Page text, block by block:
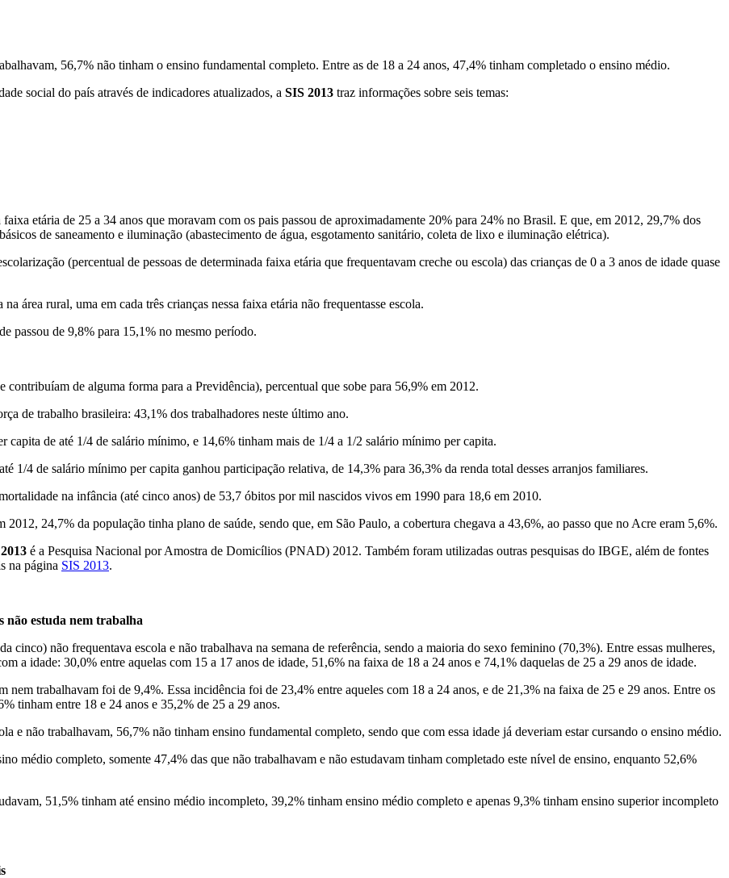
56,7% não tinham o ensino fundamental completo. Entre as de 18 a 24 anos, 47,4% tinham completado o ensino médio.
social do país através de indicadores atualizados, a SIS 2013 traz informações sobre seis temas:
etária de 25 a 34 anos que moravam com os pais passou de aproximadamente 20% para 24% no Brasil. E que, em 2012, 29,7% dos
de saneamento e iluminação (abastecimento de água, esgotamento sanitário, coleta de lixo e iluminação elétrica).
(percentual de pessoas de determinada faixa etária que frequentavam creche ou escola) das crianças de 0 a 3 anos de idade quase
área rural, uma em cada três crianças nessa faixa etária não frequentasse escola.
passou de 9,8% para 15,1% no mesmo período.
de alguma forma para a Previdência), percentual que sobe para 56,9% em 2012.
de trabalho brasileira: 43,1% dos trabalhadores neste último ano.
de até 1/4 de salário mínimo, e 14,6% tinham mais de 1/4 a 1/2 salário mínimo per capita.
1/4 de salário mínimo per capita ganhou participação relativa, de 14,3% para 36,3% da renda total desses arranjos familiares.
na infância (até cinco anos) de 53,7 óbitos por mil nascidos vivos em 1990 para 18,6 em 2010.
24,7% da população tinha plano de saúde, sendo que, em São Paulo, a cobertura chegava a 43,6%, ao passo que no Acre eram 5,6%.
é a Pesquisa Nacional por Amostra de Domicílios (PNAD) 2012. Também foram utilizadas outras pesquisas do IBGE, além de fontes
na página SIS 2013.
não estuda nem trabalha
cinco) não frequentava escola e não trabalhava na semana de referência, sendo a maioria do sexo feminino (70,3%). Entre essas mulheres,
a idade: 30,0% entre aquelas com 15 a 17 anos de idade, 51,6% na faixa de 18 a 24 anos e 74,1% daquelas de 25 a 29 anos de idade.
nem trabalhavam foi de 9,4%. Essa incidência foi de 23,4% entre aqueles com 18 a 24 anos, e de 21,3% na faixa de 25 e 29 anos. Entre os
tinham entre 18 e 24 anos e 35,2% de 25 a 29 anos.
e não trabalhavam, 56,7% não tinham ensino fundamental completo, sendo que com essa idade já deveriam estar cursando o ensino médio.
médio completo, somente 47,4% das que não trabalhavam e não estudavam tinham completado este nível de ensino, enquanto 52,6%
51,5% tinham até ensino médio incompleto, 39,2% tinham ensino médio completo e apenas 9,3% tinham ensino superior incompleto